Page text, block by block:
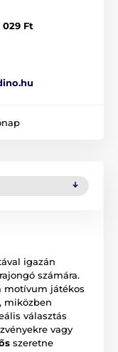
029 Ft
igazán
számára.
motívum játékos
miközben
választás
vagy
szeretne